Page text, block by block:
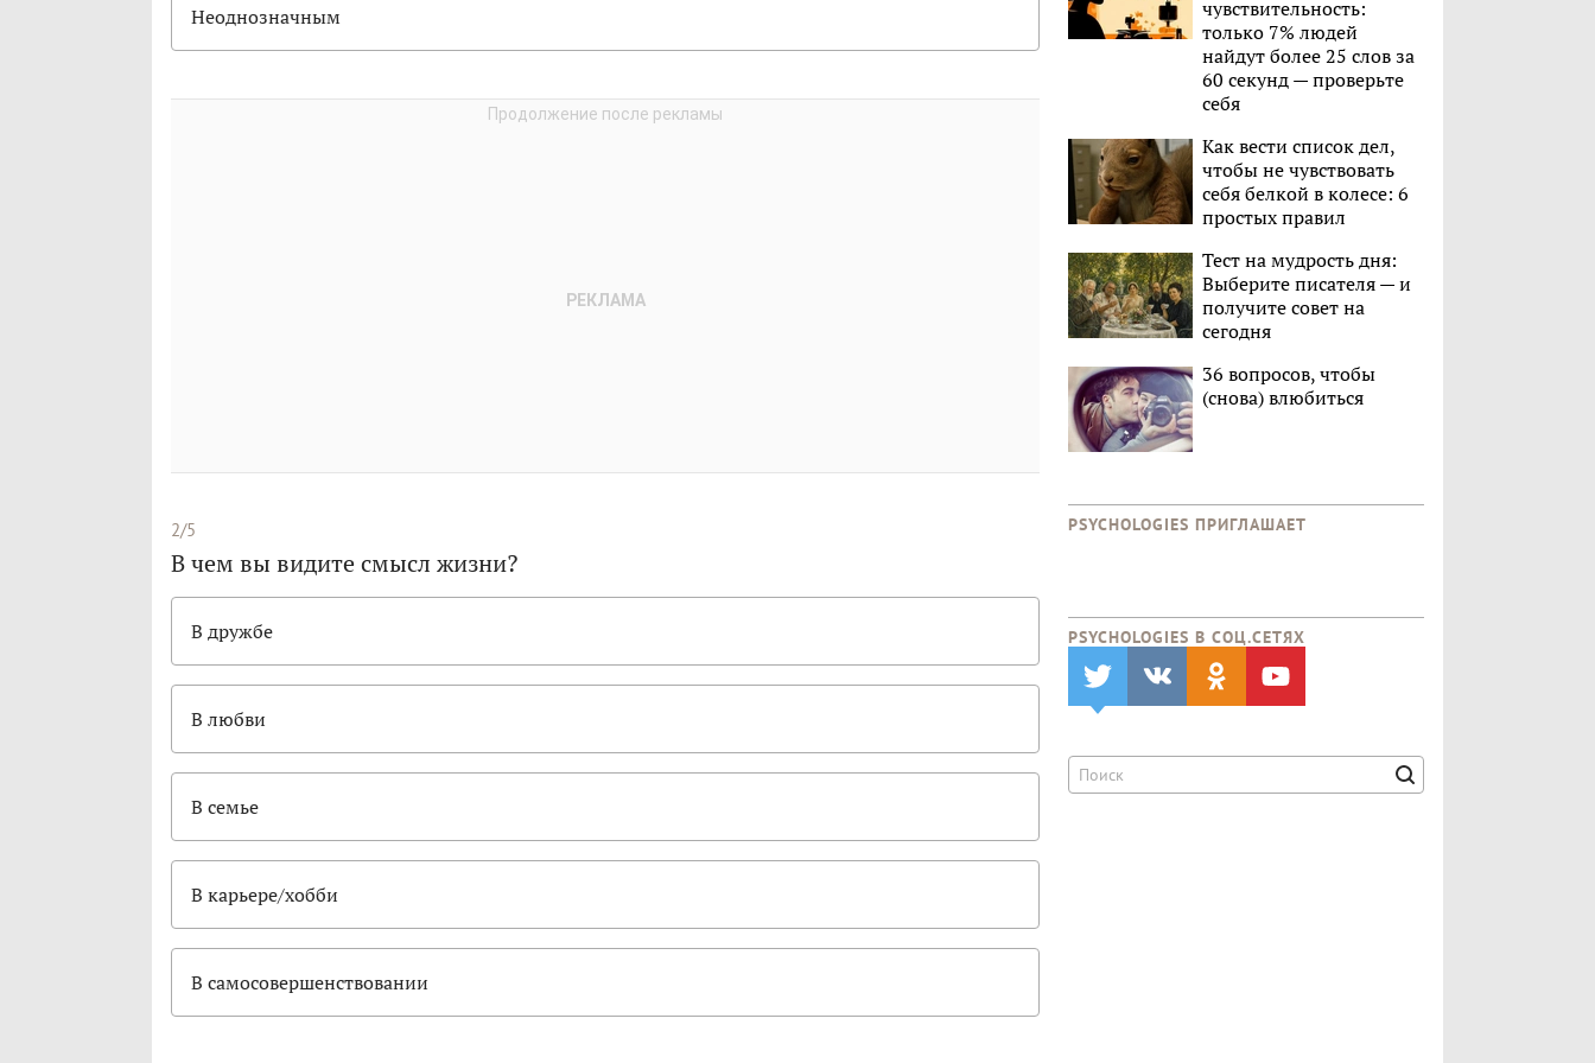
Неоднозначным
2/5
В чем вы видите смысл жизни?
В дружбе
В любви
В семье
В карьере/хобби
В самосовершенствовании
чувствительность:
только 7% людей
найдут более 25 слов за
60 секунд — проверьте
себя
Как вести список дел,
чтобы не чувствовать
себя белкой в колесе: 6
простых правил
Тест на мудрость дня:
Выберите писателя — и
получите совет на
сегодня
36 вопросов, чтобы
(снова) влюбиться
PSYCHOLOGIES ПРИГЛАШАЕТ
PSYCHOLOGIES В CОЦ.СЕТЯХ